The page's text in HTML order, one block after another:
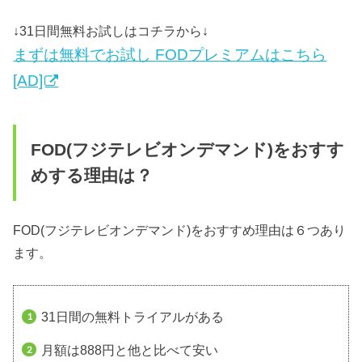
↓31日間無料お試しはコチラから↓
まずは無料でお試し FODプレミアムはこちら
[AD]
FOD(フジテレビオンデマンド)をおすす
めする理由は？
FOD(フジテレビオンデマンド)をおすすめ理由は６つあり
ます。
31日間の無料トライアルがある
月額は888円と他と比べて安い